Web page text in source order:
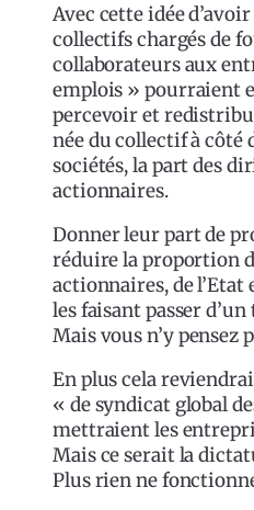
Avec cette idée
collectifs chargés de
collaborateurs aux
emplois » pourraient
percevoir et
née du collectif à côté
sociétés, la part des
actionnaires.
Donner leur part de
réduire la proportion
actionnaires, de l’Etat
les faisant passer
Mais vous n’y pensez
En plus cela
« de syndicat global
mettraient les
Mais ce serait la
Plus rien ne